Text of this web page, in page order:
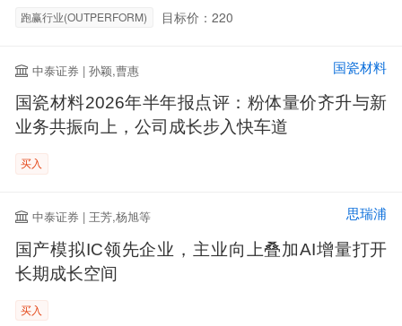
跑赢行业(OUTPERFORM) 目标价：220
中泰证券 | 孙颖,曹惠 国瓷材料
国瓷材料2026年半年报点评：粉体量价齐升与新
业务共振向上，公司成长步入快车道
买入
中泰证券 | 王芳,杨旭等 思瑞浦
国产模拟IC领先企业，主业向上叠加AI增量打开
长期成长空间
买入